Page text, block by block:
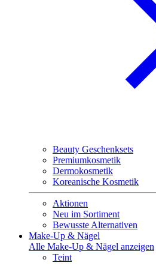
Beauty Geschenksets
Premiumkosmetik
Dermokosmetik
Koreanische Kosmetik
Aktionen
Neu im Sortiment
Bewusste Alternativen
Make-Up & Nägel
Alle Make-Up & Nägel anzeigen
Teint